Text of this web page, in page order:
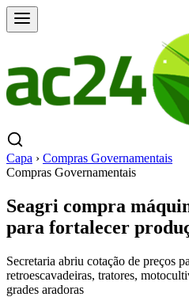
Capa › Compras Governamentais
Compras Governamentais
Seagri compra
para fortalecer
Secretaria abriu cotação de preços
retroescavadeiras, tratores,
grades aradoras